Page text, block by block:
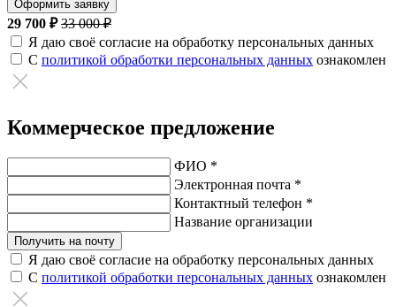
Оформить заявку
29 700 ₽ 33 000 ₽
Я даю своё согласие на обработку персональных данных
С политикой обработки персональных данных ознакомлен
Коммерческое предложение
ФИО *
Электронная почта *
Контактный телефон *
Название организации
Получить на почту
Я даю своё согласие на обработку персональных данных
С политикой обработки персональных данных ознакомлен